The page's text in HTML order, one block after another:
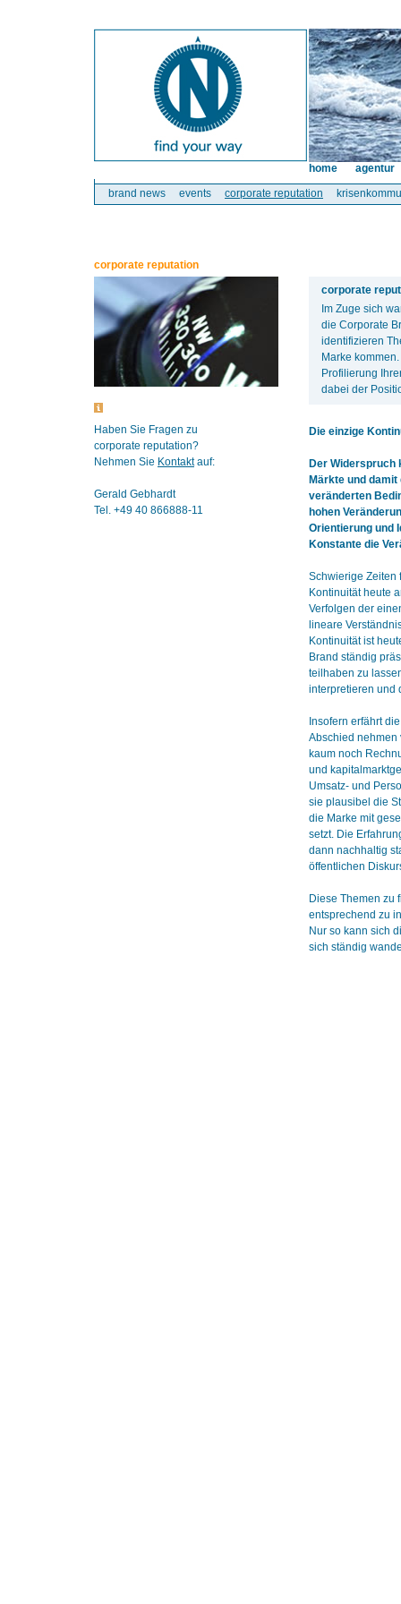
brand news events corporate reputation
home agentur
corporate reputation
Haben Sie Fragen zu
corporate reputation?
Nehmen Sie Kontaktauf:
Gerald Gebhardt
Tel. +49 40 866888-11
corporate
Im Zuge sich
die Corporate
identifizieren
Marke
Profilierung
dabei der
Die einzige
Der Widerspruch
Märkte und
veränderten
hohen
Orientierung und
Konstante die
Schwierige Zeiten
Kontinuität heute
Verfolgen der
lineare
Kontinuität ist
Brand ständig
teilhaben zu
interpretieren und
Insofern erfährt
Abschied nehmen
kaum noch
und
Umsatz- und
sie plausibel die
die Marke mit
setzt. Die
dann nachhaltig
öffentlichen
Diese Themen zu
entsprechend zu
Nur so kann sich
sich ständig